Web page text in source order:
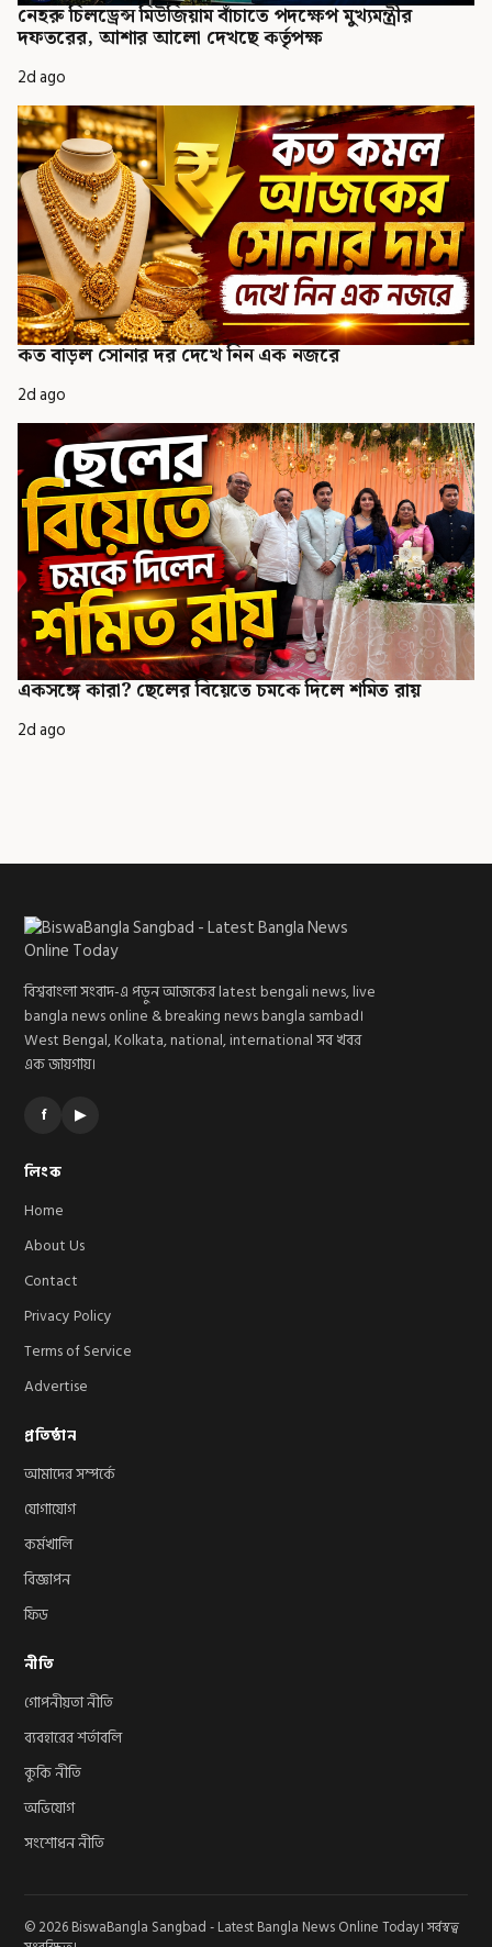
নেহরু চিলড্রেন্স মিউজিয়াম বাঁচাতে পদক্ষেপ মুখ্যমন্ত্রীর
দফতরের, আশার আলো দেখছে কর্তৃপক্ষ
2d ago
কত বাড়ল সোনার দর দেখে নিন এক নজরে
2d ago
একসঙ্গে কারা? ছেলের বিয়েতে চমকে দিলে শমিত রায়
2d ago
বিশ্ববাংলা সংবাদ-এ পড়ুন আজকের latest bengali news, live
bangla news online & breaking news bangla sambad।
West Bengal, Kolkata, national, international সব খবর
এক জায়গায়।
f ▶
লিংক
Home
About Us
Contact
Privacy Policy
Terms of Service
Advertise
প্রতিষ্ঠান
আমাদের সম্পর্কে
যোগাযোগ
কর্মখালি
বিজ্ঞাপন
ফিড
নীতি
গোপনীয়তা নীতি
ব্যবহারের শর্তাবলি
কুকি নীতি
অভিযোগ
সংশোধন নীতি
© 2026 BiswaBangla Sangbad - Latest Bangla News Online Today। সর্বস্বত্ব